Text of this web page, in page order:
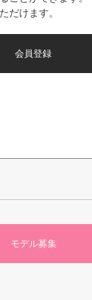
だけます。
会員登録
モデル募集